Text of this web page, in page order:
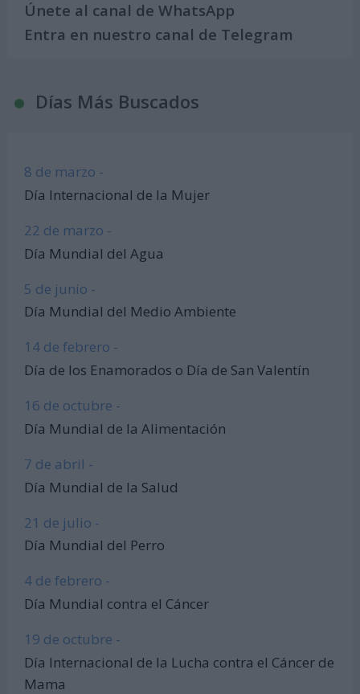
Únete al canal de WhatsApp
Entra en nuestro canal de Telegram
Días Más Buscados
8 de marzo -
Día Internacional de la Mujer
22 de marzo -
Día Mundial del Agua
5 de junio -
Día Mundial del Medio Ambiente
14 de febrero -
Día de los Enamorados o Día de San Valentín
16 de octubre -
Día Mundial de la Alimentación
7 de abril -
Día Mundial de la Salud
21 de julio -
Día Mundial del Perro
4 de febrero -
Día Mundial contra el Cáncer
19 de octubre -
Día Internacional de la Lucha contra el Cáncer de
Mama